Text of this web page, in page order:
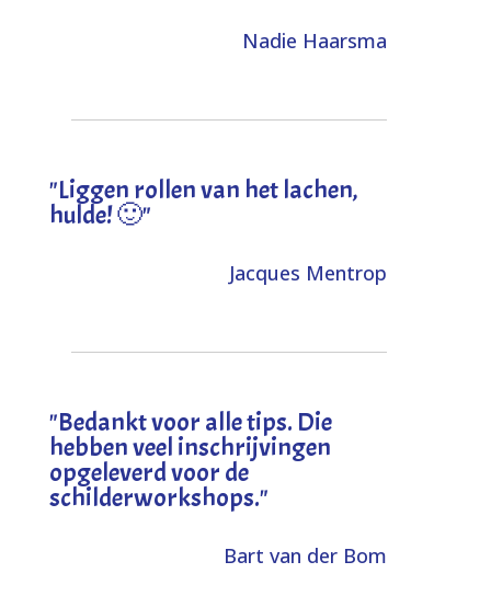
Nadie Haarsma
"Liggen rollen van het lachen,
hulde! 🙂"
Jacques Mentrop
"Bedankt voor alle tips. Die
hebben veel inschrijvingen
opgeleverd voor de
schilderworkshops."
Bart van der Bom